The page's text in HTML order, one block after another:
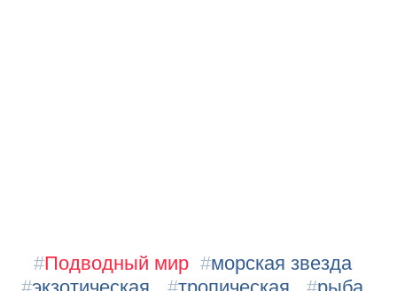
#Подводный мир #морская звезда